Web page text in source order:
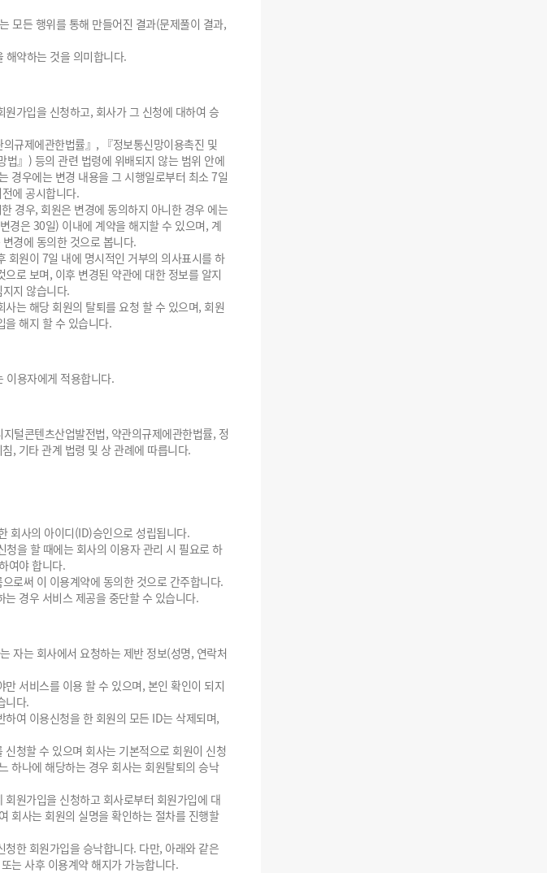
모든 행위를 통해 만들어진 결과(문제풀이 결과,
해약하는 것을 의미합니다.
가입을 신청하고, 회사가 그 신청에 대하여 승
규제에관한법률』, 『정보통신망이용촉진 및
』) 등의 관련 법령에 위배되지 않는 범위 안에
경우에는 변경 내용을 그 시행일로부터 최소 7일
에 공시합니다.
경우, 회원은 변경에 동의하지 아니한 경우 에는
경은 30일) 이내에 계약을 해지할 수 있으며, 계
경에 동의한 것으로 봅니다.
회원이 7일 내에 명시적인 거부의 의사표시를 하
로 보며, 이후 변경된 약관에 대한 정보를 알지
지 않습니다.
는 해당 회원의 탈퇴를 요청 할 수 있으며, 회원
을 해지 할 수 있습니다.
이용자에게 적용합니다.
털콘텐츠산업발전법, 약관의규제에관한법률, 정
, 기타 관계 법령 및 상 관례에 따릅니다.
회사의 아이디(ID)승인으로 성립됩니다.
을 할 때에는 회사의 이용자 관리 시 필요로 하
여야 합니다.
로써 이 이용계약에 동의한 것으로 간주합니다.
경우 서비스 제공을 중단할 수 있습니다.
자는 회사에서 요청하는 제반 정보(성명, 연락처
서비스를 이용 할 수 있으며, 본인 확인이 되지
니다.
여 이용신청을 한 회원의 모든 ID는 삭제되며,
청할 수 있으며 회사는 기본적으로 회원이 신청
하나에 해당하는 경우 회사는 회원탈퇴의 승낙
원가입을 신청하고 회사로부터 회원가입에 대
회사는 회원의 실명을 확인하는 절차를 진행할
한 회원가입을 승낙합니다. 다만, 아래와 같은
는 사후 이용계약 해지가 가능합니다.